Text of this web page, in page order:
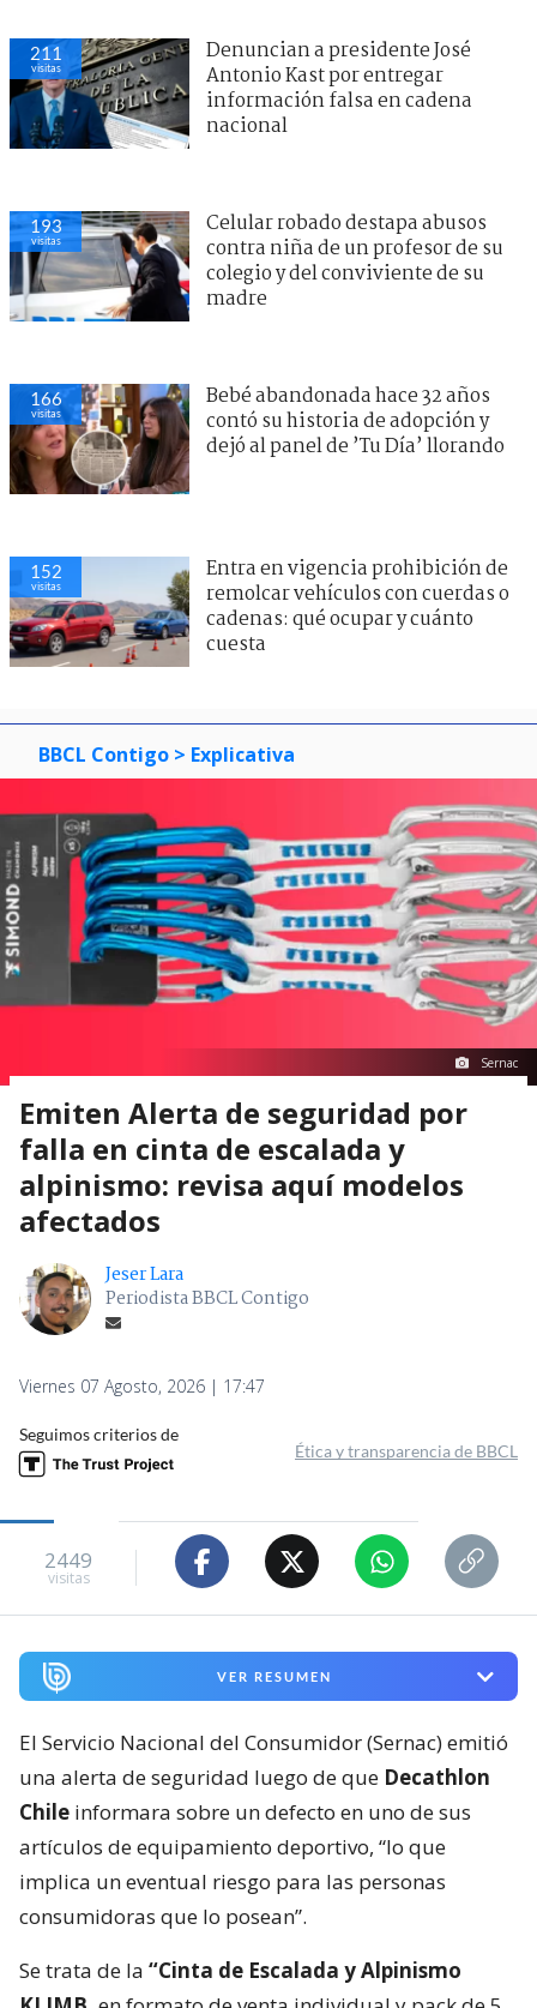
211
visitas
Denuncian a presidente José
Antonio Kast por entregar
información falsa en cadena
nacional
193
visitas
Celular robado destapa abusos
contra niña de un profesor de su
colegio y del conviviente de su
madre
166
visitas
Bebé abandonada hace 32 años
contó su historia de adopción y
dejó al panel de ’Tu Día’ llorando
152
visitas
Entra en vigencia prohibición de
remolcar vehículos con cuerdas o
cadenas: qué ocupar y cuánto
cuesta
BBCL Contigo > Explicativa
Sernac
Emiten Alerta de seguridad por
falla en cinta de escalada y
alpinismo: revisa aquí modelos
afectados
Jeser Lara
Periodista BBCL Contigo
Viernes 07 Agosto, 2026 | 17:47
Seguimos criterios de
Ética y transparencia de BBCL
2449
visitas
VER RESUMEN
El Servicio Nacional del Consumidor (Sernac) emitió
una alerta de seguridad luego de que Decathlon
Chile informara sobre un defecto en uno de sus
artículos de equipamiento deportivo, “lo que
implica un eventual riesgo para las personas
consumidoras que lo posean”.
Se trata de la “Cinta de Escalada y Alpinismo